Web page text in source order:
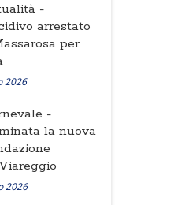
-
arrestato
per
2026
-
la nuova
2026